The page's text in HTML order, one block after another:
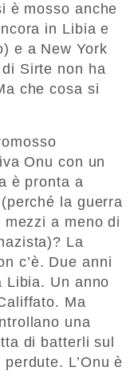
è mosso anche
in Libia e
e a New York
Sirte non ha
che cosa si
Onu con un
è pronta a
la guerra
a meno di
La
c’è. Due anni
Libia. Un anno
Ma
una
di batterli sul
L’Onu è